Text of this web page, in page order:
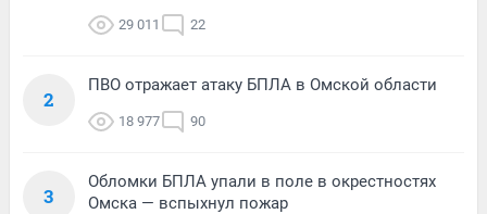
29 011 22
2
ПВО отражает атаку БПЛА в Омской области
18 977 90
3
Обломки БПЛА упали в поле в окрестностях
Омска — вспыхнул пожар